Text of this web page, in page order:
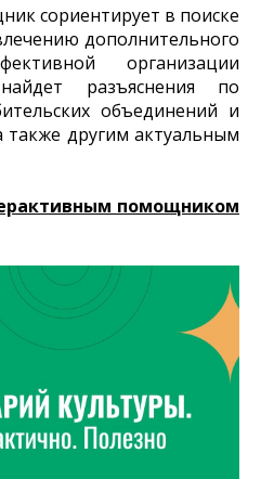
сориентирует в поиске
дополнительного
организации
разъяснения по
объединений и
также другим актуальным
помощником